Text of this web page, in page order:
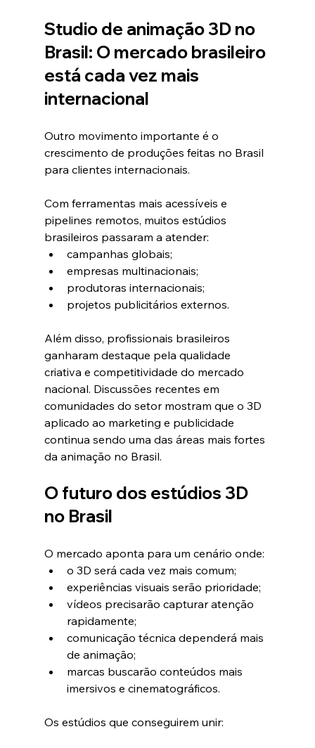
Studio de animação 3D no
Brasil: O mercado brasileiro
está cada vez mais
internacional
Outro movimento importante é o
crescimento de produções feitas no Brasil
para clientes internacionais.
Com ferramentas mais acessíveis e
pipelines remotos, muitos estúdios
brasileiros passaram a atender:
campanhas globais;
empresas multinacionais;
produtoras internacionais;
projetos publicitários externos.
Além disso, profissionais brasileiros
ganharam destaque pela qualidade
criativa e competitividade do mercado
nacional. Discussões recentes em
comunidades do setor mostram que o 3D
aplicado ao marketing e publicidade
continua sendo uma das áreas mais fortes
da animação no Brasil.
O futuro dos estúdios 3D
no Brasil
O mercado aponta para um cenário onde:
o 3D será cada vez mais comum;
experiências visuais serão prioridade;
vídeos precisarão capturar atenção
rapidamente;
comunicação técnica dependerá mais
de animação;
marcas buscarão conteúdos mais
imersivos e cinematográficos.
Os estúdios que conseguirem unir: